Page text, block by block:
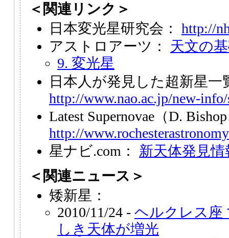
＜関連リンク＞
日本変光星研究会： http://
アストロアーツ： 天文の
9. 変光星
日本人が発見した超新星一
http://www.nao.ac.jp/new-
Latest Supernovae（D.
http://
星ナビ.com： 新天体発見情
＜関連ニュース＞
矮新星：
2010/11/24 - ヘルクレス座
しき天体が増光